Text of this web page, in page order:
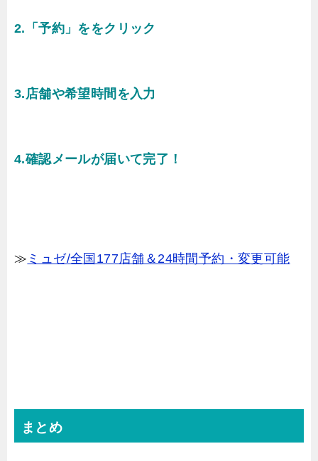
2.「予約」ををクリック
3.店舗や希望時間を入力
4.確認メールが届いて完了！
≫ ミュゼ/全国177店舗＆24時間予約・変更可能
まとめ